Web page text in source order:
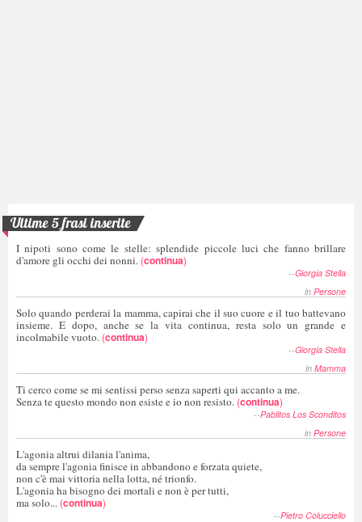
Ultime 5 frasi inserite
I nipoti sono come le stelle: splendide piccole luci che fanno brillare
d'amore gli occhi dei nonni. (continua)
--Giorgia Stella
in Persone
Solo quando perderai la mamma, capirai che il suo cuore e il tuo battevano
insieme. E dopo, anche se la vita continua, resta solo un grande e
incolmabile vuoto. (continua)
--Giorgia Stella
in Mamma
Ti cerco come se mi sentissi perso senza saperti qui accanto a me.
Senza te questo mondo non esiste e io non resisto. (continua)
--Pablitos Los Sconditos
in Persone
L'agonia altrui dilania l'anima,
da sempre l'agonia finisce in abbandono e forzata quiete,
non c'è mai vittoria nella lotta, né trionfo.
L'agonia ha bisogno dei mortali e non è per tutti,
ma solo... (continua)
--Pietro Colucciello